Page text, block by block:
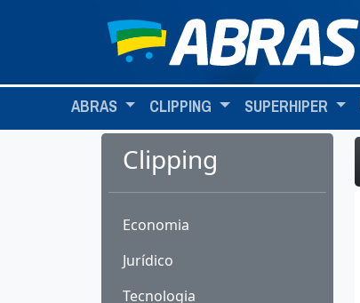
ABRAS CLIPPING SUPERHIPER
Clipping
Economia
Jurídico
Tecnologia